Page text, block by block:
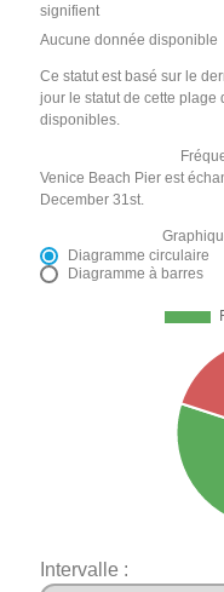
signifient
Aucune donnée disponible
Ce statut est basé sur le
jour le statut de cette plage
disponibles.
Venice Beach Pier est
December 31st.
Diagramme circulaire
Diagramme à barres
Intervalle :